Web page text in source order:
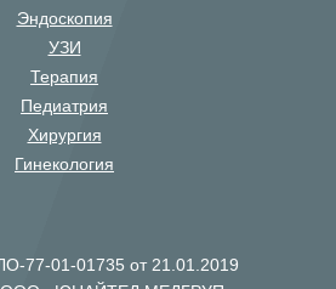
Эндоскопия
УЗИ
Терапия
Педиатрия
Хирургия
Гинекология
77-01-01735 от 21.01.2019